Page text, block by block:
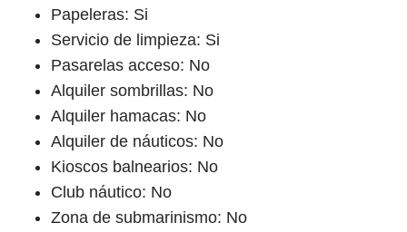
Papeleras: Si
Servicio de limpieza: Si
Pasarelas acceso: No
Alquiler sombrillas: No
Alquiler hamacas: No
Alquiler de náuticos: No
Kioscos balnearios: No
Club náutico: No
Zona de submarinismo: No